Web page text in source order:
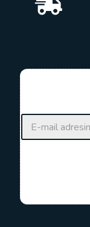
E
p
*